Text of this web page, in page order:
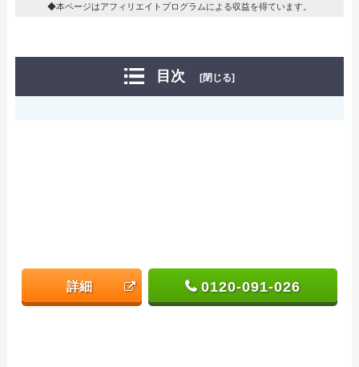
◆本ページはアフィリエイトプログラムによる収益を得ています。
目次 [閉じる]
詳細 0120-091-026